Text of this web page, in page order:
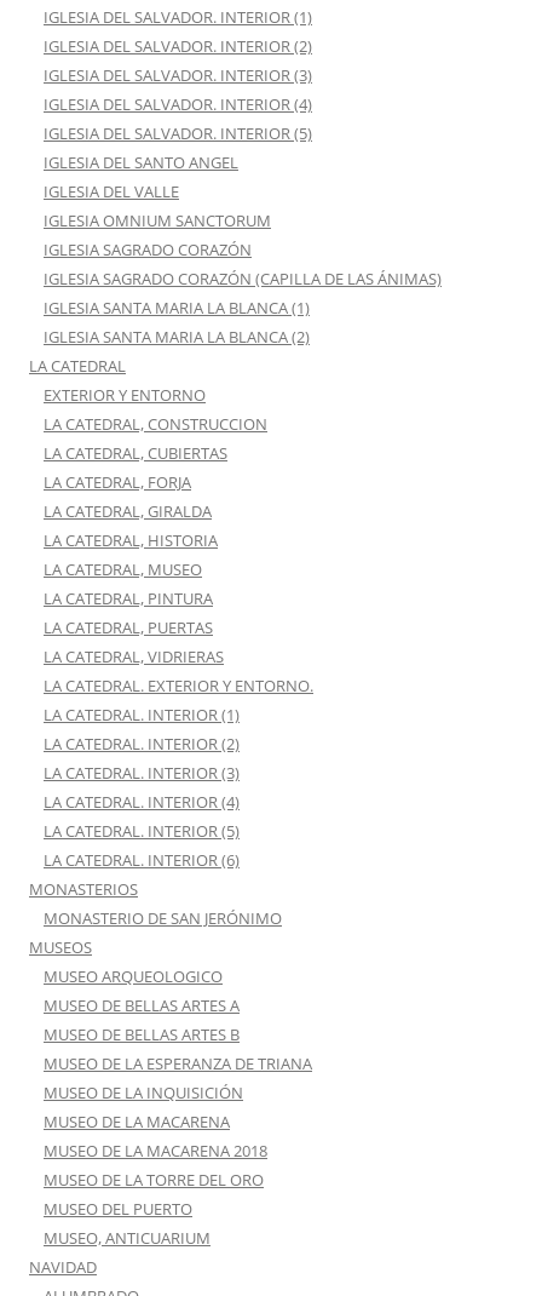
IGLESIA DEL SALVADOR. INTERIOR (1)
IGLESIA DEL SALVADOR. INTERIOR (2)
IGLESIA DEL SALVADOR. INTERIOR (3)
IGLESIA DEL SALVADOR. INTERIOR (4)
IGLESIA DEL SALVADOR. INTERIOR (5)
IGLESIA DEL SANTO ANGEL
IGLESIA DEL VALLE
IGLESIA OMNIUM SANCTORUM
IGLESIA SAGRADO CORAZÓN
IGLESIA SAGRADO CORAZÓN (CAPILLA DE LAS ÁNIMAS)
IGLESIA SANTA MARIA LA BLANCA (1)
IGLESIA SANTA MARIA LA BLANCA (2)
LA CATEDRAL
EXTERIOR Y ENTORNO
LA CATEDRAL, CONSTRUCCION
LA CATEDRAL, CUBIERTAS
LA CATEDRAL, FORJA
LA CATEDRAL, GIRALDA
LA CATEDRAL, HISTORIA
LA CATEDRAL, MUSEO
LA CATEDRAL, PINTURA
LA CATEDRAL, PUERTAS
LA CATEDRAL, VIDRIERAS
LA CATEDRAL. EXTERIOR Y ENTORNO.
LA CATEDRAL. INTERIOR (1)
LA CATEDRAL. INTERIOR (2)
LA CATEDRAL. INTERIOR (3)
LA CATEDRAL. INTERIOR (4)
LA CATEDRAL. INTERIOR (5)
LA CATEDRAL. INTERIOR (6)
MONASTERIOS
MONASTERIO DE SAN JERÓNIMO
MUSEOS
MUSEO ARQUEOLOGICO
MUSEO DE BELLAS ARTES A
MUSEO DE BELLAS ARTES B
MUSEO DE LA ESPERANZA DE TRIANA
MUSEO DE LA INQUISICIÓN
MUSEO DE LA MACARENA
MUSEO DE LA MACARENA 2018
MUSEO DE LA TORRE DEL ORO
MUSEO DEL PUERTO
MUSEO, ANTICUARIUM
NAVIDAD